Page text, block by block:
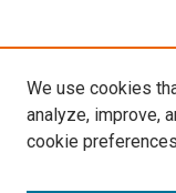
We use cookies
analyze, improve,
cookie